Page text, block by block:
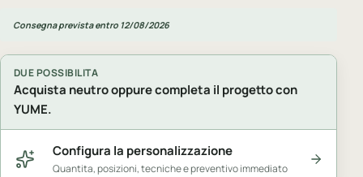
Consegna prevista entro 12/08/2026
DUE POSSIBILITA
Acquista neutro oppure completa il progetto con
YUME.
Configura la personalizzazione
Quantita, posizioni, tecniche e preventivo immediato